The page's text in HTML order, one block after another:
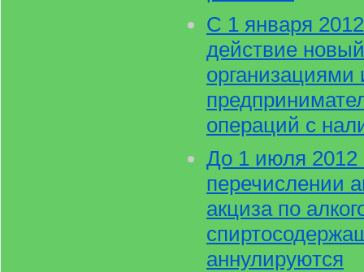
С 1 января
действие
операций с
До 1 июля 2012
перечислении
акциза по
аннулируются